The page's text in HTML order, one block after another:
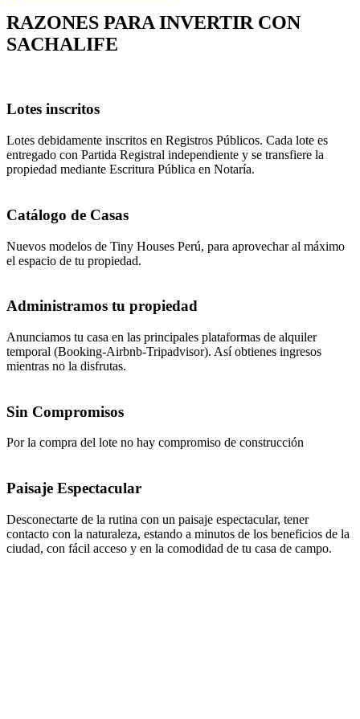
RAZONES PARA INVERTIR CON
SACHALIFE
Lotes inscritos
Lotes debidamente inscritos en Registros Públicos. Cada lote es
entregado con Partida Registral independiente y se transfiere la
propiedad mediante Escritura Pública en Notaría.
Catálogo de Casas
Nuevos modelos de Tiny Houses Perú, para aprovechar al máximo
el espacio de tu propiedad.
Administramos tu propiedad
Anunciamos tu casa en las principales plataformas de alquiler
temporal (Booking-Airbnb-Tripadvisor). Así obtienes ingresos
mientras no la disfrutas.
Sin Compromisos
Por la compra del lote no hay compromiso de construcción
Paisaje Espectacular
Desconectarte de la rutina con un paisaje espectacular, tener
contacto con la naturaleza, estando a minutos de los beneficios de la
ciudad, con fácil acceso y en la comodidad de tu casa de campo.